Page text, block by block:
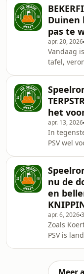
naar een
Derde
van
nul-punt-
Matisse
met de
in Almelo
voor een
Duinen
pas te
apr. 20, 2026
Vandaag
tafel,
nieuwe
✉️ Op
via
Tim,
zullen
ze naar
het
apr. 13, 2026
In
PSV wel
Ajax wint
derby.
een
zien op
dus
nu de
en
apr. 6, 2026
Zoals
PSV is
door voor